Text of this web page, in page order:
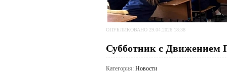
ОПУБЛИКОВАНО 29.04.2026 18:38
Субботник с Движением
Категория: Новости